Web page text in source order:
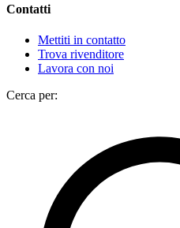
Contatti
Mettiti in contatto
Trova rivenditore
Lavora con noi
Cerca per: